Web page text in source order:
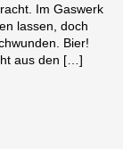
Im Gaswerk
lassen, doch
Bier!
aus den […]